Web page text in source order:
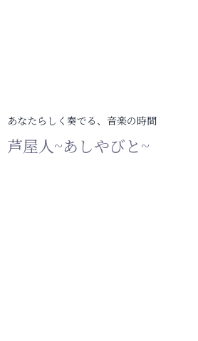
あなたらしく奏でる、音楽の時間
芦屋人~あしやびと~